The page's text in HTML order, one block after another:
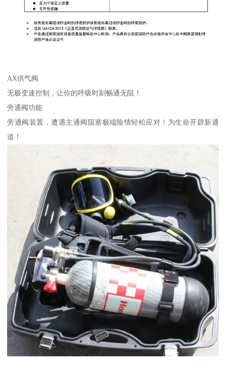
AX供气阀
无极变速控制，让你的呼吸时刻畅通无阻！
旁通阀功能
旁通阀装置，遭遇主通阀阻塞极端险情轻松应对！为生命开辟新通
道！